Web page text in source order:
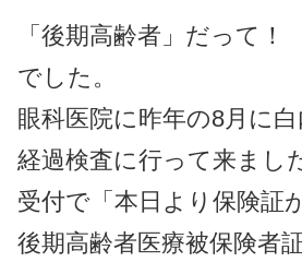
「後期高齢者」だって
でした。
眼科医院に昨年の8月に
経過検査に行って来まし
受付で「本日より保険証
後期高齢者医療被保険者